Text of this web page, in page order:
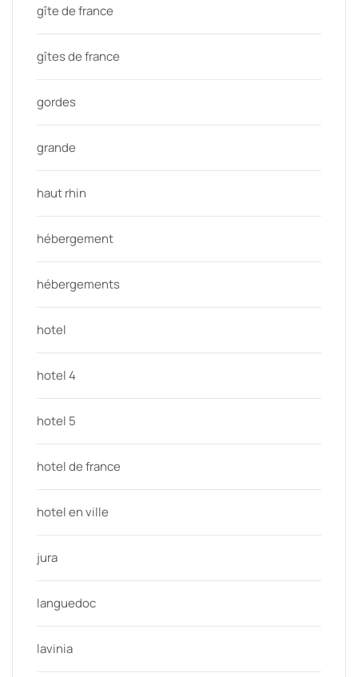
gîte de france
gîtes de france
gordes
grande
haut rhin
hébergement
hébergements
hotel
hotel 4
hotel 5
hotel de france
hotel en ville
jura
languedoc
lavinia